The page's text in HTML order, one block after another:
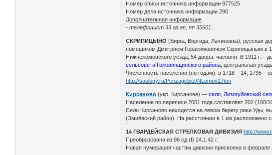
Номер описи источника информации 977525
Номер дела источника информации 290
Дополнительная информация
- телефонист 33 гв.ап, пп 35601.
СКРИПИЦЫНО (Вирга, Виргида, Лачиновка), русская
помещиком Дмитрием Герасимовичем Скрипицыным в
Нижнеломовского уезда, 54 двора, часовня. В 1911 г. –
сельсовета Головинщинского района , центральная
Численность населения (по годам): в 1718 – 14, 1795 –
http://suslony.ru/Penzagebiet/NLomov2.htm
Кирсаново (укр. Кирсанове) —село, Лизогубовский
Население по переписи 2001 года составляет 202 (100/
Село Кирсаново находится на левом берегу реки Уды,
(Змиёвский район). На расстоянии в 1 км расположено
14 ГВАРДЕЙСКАЯ СТРЕЛКОВАЯ ДИВИЗИЯ http://
Преобразована из 96 сд (I) 24.1.42 г.
Новая нумерация частям дивизии присвоена в феврале